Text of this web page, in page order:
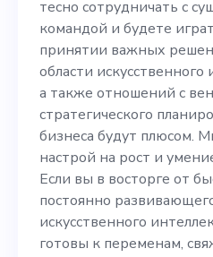
также
венчурным
бизнеса
ценим
на рост и
отношения.
тесно сотрудничать с
командой и будете
принятии важных
области
а также отношений с
стратегического
бизнеса будут плюсом.
настрой на рост и
Если вы в восторге от
постоянно
искусственного
готовы к переменам,